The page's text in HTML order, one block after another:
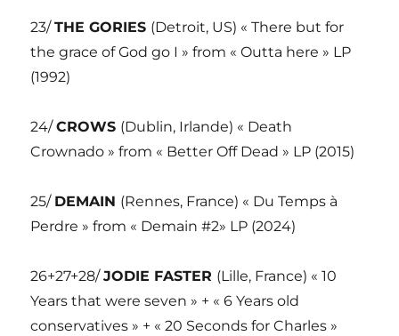
23/THE GORIES (Detroit, US) « There but for
the grace of God go I » from « Outta here » LP
(1992)
24/CROWS (Dublin, Irlande) « Death
Crownado » from « Better Off Dead » LP (2015)
25/ DEMAIN (Rennes, France) « Du Temps à
Perdre » from « Demain #2» LP (2024)
26+27+28/JODIE FASTER (Lille, France) « 10
Years that were seven » + « 6 Years old
conservatives » + « 20 Seconds for Charles »